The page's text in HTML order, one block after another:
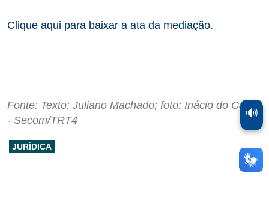
Clique aqui para baixar a ata da mediação.
Fonte: Texto: Juliano Machado; foto: Inácio do Canto
- Secom/TRT4
JURÍDICA
🔊